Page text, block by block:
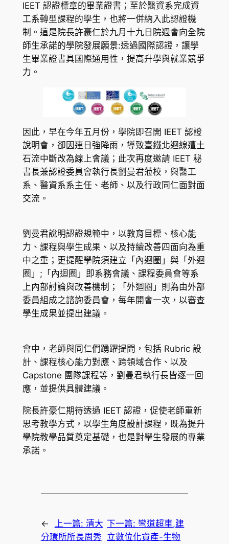
IEET 認證標章的畢業證書；至於醫資系完成資
工系轉型課程的學生，也將一併納入此認證機
制。這是院長許豪仁於九月十九日院週會向全院
師生承諾的學院發展願景:透過國際認證，讓學
生畢業證書具國際通用性，提高升學與就業競爭
力。
因此，早在今年五月份，學院即召開 IEET 認證
說明會，卻因連日強降雨，導致臺鐵北迴線遭土
石流中斷改為線上會議；此次再度邀請 IEET 秘
書長兼認證委員會執行長劉曼君蒞校，與醫工
系、醫資系系主任、老師、以及行政同仁面對面
交流。
劉曼君說明認證規範中，以教育目標、核心能
力、課程與學生成果、以及持續改善四面向為重
中之重；更提醒學院須建立「內迴圈」與「外迴
圈」;「內迴圈」即系務會議、課程委員會等系
上內部討論與改善機制；「外迴圈」則為由外部
委員組成之諮詢委員會，每年開會一次，以審查
學生成果並提出建議。
會中，老師與同仁們踴躍提問，包括 Rubric 設
計、課程核心能力對應、跨領域合作、以及
Capstone 團隊課程等，劉曼君執行長皆逐一回
應，並提供具體建議。
院長許豪仁期待透過 IEET 認證，促使老師重新
思考教學方式，以學生角度設計課程，既為提升
學院教學品質奠定基礎，也是對學生發展的專業
承諾。
← 上一篇: 清大
分環所所長周秀
下一篇: 彎道超車,建
立數位化資產-生物